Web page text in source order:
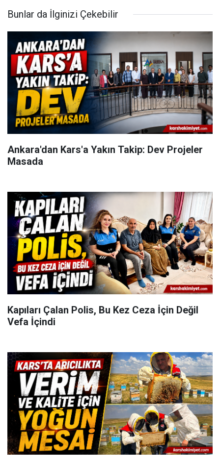
Bunlar da İlginizi Çekebilir
Ankara'dan Kars'a Yakın Takip: Dev Projeler
Masada
Kapıları Çalan Polis, Bu Kez Ceza İçin Değil
Vefa İçindi